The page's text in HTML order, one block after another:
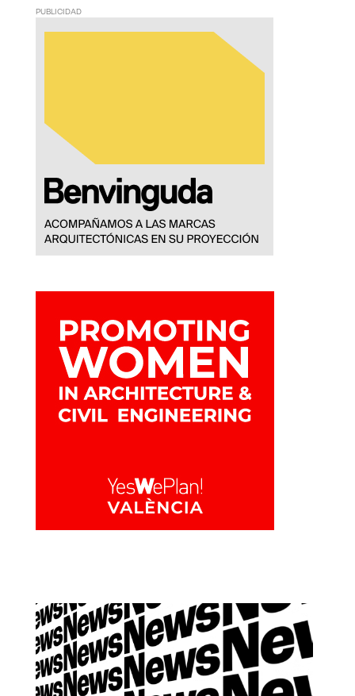
PUBLICIDAD